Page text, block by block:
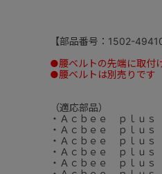
【部品番号：1502-49410
●腰ベルトの先端に取付
●腰ベルトは別売りです
（適応部品）
・Ａｃｂｅｅ ｐｌｕ
・Ａｃｂｅｅ ｐｌｕ
・Ａｃｂｅｅ ｐｌｕ
・Ａｃｂｅｅ ｐｌｕ
・Ａｃｂｅｅ ｐｌｕ